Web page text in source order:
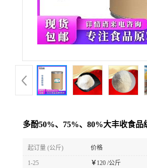
多酚50%、75%、80%大丰收食品
起订量 (公斤) 价格
1-25 ￥120 /公斤